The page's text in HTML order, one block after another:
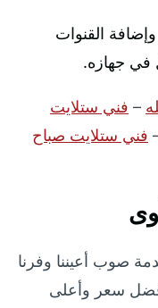
القنوات
في جهازه.
– فني ستلايت
فني ستلايت صباح
صوب أعيننا وفرنا
سعر وأعلى